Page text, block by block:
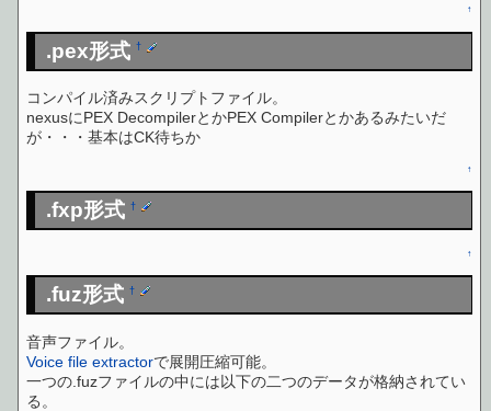
↑
.pex形式†
コンパイル済みスクリプトファイル。
nexusにPEX DecompilerとかPEX Compilerとかあるみたいだ
が・・・基本はCK待ちか
↑
.fxp形式†
↑
.fuz形式†
音声ファイル。
Voice file extractorで展開圧縮可能。
一つの.fuzファイルの中には以下の二つのデータが格納されてい
る。